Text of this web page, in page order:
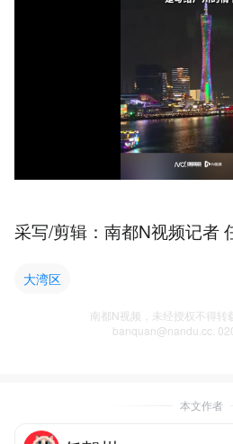
采写/剪辑：南都N视频记者
大湾区
南都N视频，未经授权不得转
banquan@nandu.cc.
本文作者